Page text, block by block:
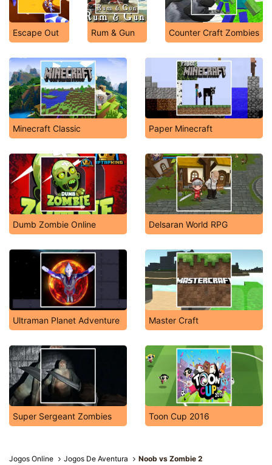
Escape Out Rum & Gun Counter Craft Zombies
Minecraft Classic Paper Minecraft
Dumb Zombie Online Delsaran World RPG
Ultraman Planet Adventure Master Craft
Super Sergeant Zombies Toon Cup 2016
Jogos Online Jogos De Aventura Noob vs Zombie 2